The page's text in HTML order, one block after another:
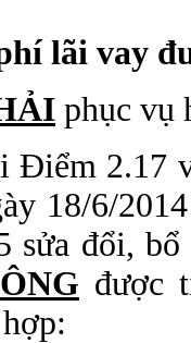
lãi vay
phục vụ
2.17
18/6/
sửa đổi,
được